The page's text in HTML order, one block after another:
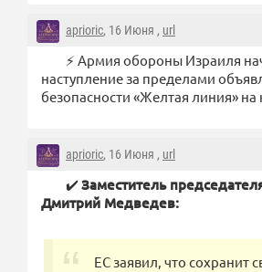
aprioric, 16 Июня , url
⚡️ Армия обороны Израиля
наступление за пределами
безопасности «Желтая линия» на
aprioric, 16 Июня , url
✔️Заместитель
Дмитрий Медведев:
ЕС заявил, что сохранит